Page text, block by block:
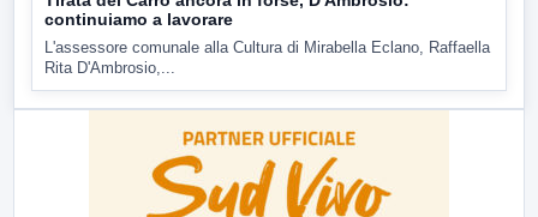
continuiamo a lavorare
L'assessore comunale alla Cultura di Mirabella Eclano, Raffaella
Rita D'Ambrosio,...